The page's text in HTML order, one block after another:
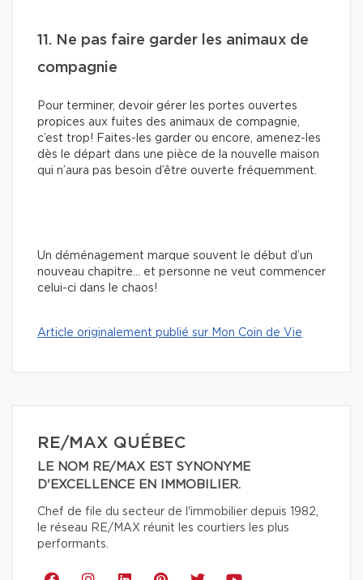
11. Ne pas faire garder les animaux de
compagnie
Pour terminer, devoir gérer les portes ouvertes
propices aux fuites des animaux de compagnie,
c’est trop! Faites-les garder ou encore, amenez-les
dès le départ dans une pièce de la nouvelle maison
qui n’aura pas besoin d’être ouverte fréquemment.
Un déménagement marque souvent le début d’un
nouveau chapitre… et personne ne veut commencer
celui-ci dans le chaos!
Article originalement publié sur Mon Coin de Vie
RE/MAX QUÉBEC
LE NOM RE/MAX EST SYNONYME
D'EXCELLENCE EN IMMOBILIER.
Chef de file du secteur de l'immobilier depuis 1982,
le réseau RE/MAX réunit les courtiers les plus
performants.